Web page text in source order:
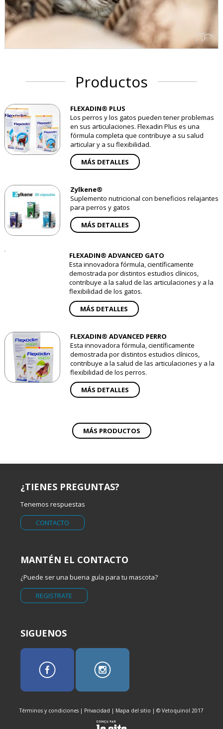
Productos
FLEXADIN® PLUS
Los perros y los gatos pueden tener problemas
en sus articulaciones. Flexadin Plus es una
fórmula completa que contribuye a su salud
articular y a su flexibilidad.
MÁS DETALLES
Zylkene®
Suplemento nutricional con beneficios relajantes
para perros y gatos
MÁS DETALLES
FLEXADIN® ADVANCED GATO
Esta innovadora fórmula, científicamente
demostrada por distintos estudios clínicos,
contribuye a la salud de las articulaciones y a la
flexibilidad de los gatos.
MÁS DETALLES
FLEXADIN® ADVANCED PERRO
Esta innovadora fórmula, científicamente
demostrada por distintos estudios clínicos,
contribuye a la salud de las articulaciones y a la
flexibilidad de los perros.
MÁS DETALLES
MÁS PRODUCTOS
¿TIENES PREGUNTAS?
Tenemos respuestas
CONTACTO
MANTÉN EL CONTACTO
¿Puede ser una buena guía para tu mascota?
REGISTRATE
SIGUENOS
Términos y condiciones | Privacidad | Mapa del sitio | © Vetoquinol 2017